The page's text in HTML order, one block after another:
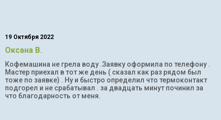
19 Октября 2022
Оксана В.
Кофемашина не грела воду .Заявку оформила по телефону .
Мастер приехал в тот же день ( сказал как раз рядом был
тоже по заявке) . Ну и быстро определил что термоконтакт
подгорел и не срабатывал . за двадцать минут починил за
что благодарность от меня.